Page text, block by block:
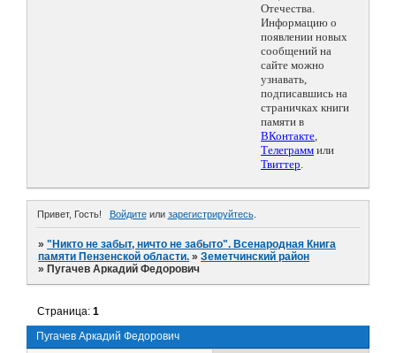
Отечества.
Информацию о
появлении новых
сообщений на
сайте можно
узнавать,
подписавшись на
страничках книги
памяти в
ВКонтакте,
Телеграмм или
Твиттер.
Привет, Гость! Войдитеили зарегистрируйтесь.
»"Никто не забыт, ничто не забыто". Всенародная Книга
памяти Пензенской области. »Земетчинский район
» Пугачев Аркадий Федорович
Пугачев Аркадий Федорович
Страница:1